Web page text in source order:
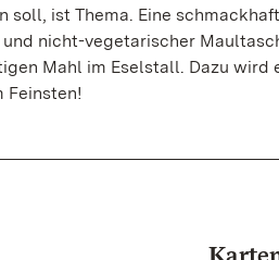
soll, ist Thema. Eine
nicht-vegetarischer
Mahl im Eselstall. Dazu wird
Feinsten!